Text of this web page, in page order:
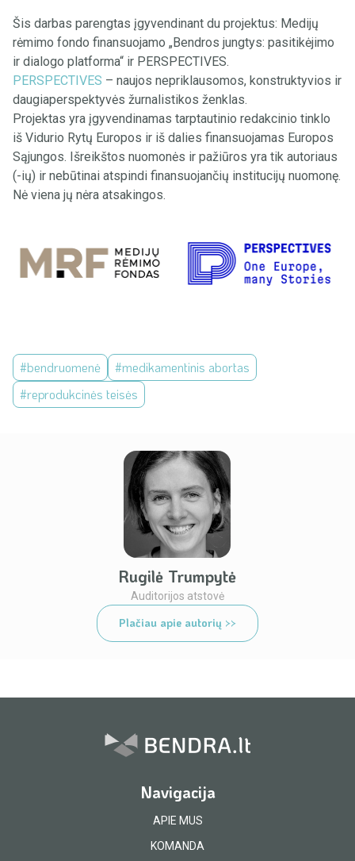
Šis darbas parengtas įgyvendinant du projektus: Medijų
rėmimo fondo finansuojamo „Bendros jungtys: pasitikėjimo
ir dialogo platforma“ ir PERSPECTIVES.
PERSPECTIVES – naujos nepriklausomos, konstruktyvios ir
daugiaperspektyvės žurnalistikos ženklas.
Projektas yra įgyvendinamas tarptautinio redakcinio tinklo
iš Vidurio Rytų Europos ir iš dalies finansuojamas Europos
Sąjungos. Išreikštos nuomonės ir pažiūros yra tik autoriaus
(-ių) ir nebūtinai atspindi finansuojančių institucijų nuomonę.
Nė viena jų nėra atsakingos.
#bendruomenė
#medikamentinis abortas
#reprodukcinės teisės
Rugilė Trumpytė
Auditorijos atstovė
Plačiau apie autorių >>
Navigacija
APIE MUS
KOMANDA